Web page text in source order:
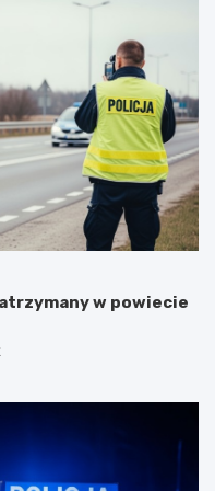
w powiecie